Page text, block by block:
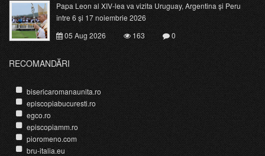
Papa Leon al XIV-lea va vizita Uruguay, Argentina și Peru
între 6 și 17 noiembrie 2026
05 Aug 2026
163 0
RECOMANDĂRI
bisericaromanaunita.ro
episcopiabucuresti.ro
egco.ro
episcopiamm.ro
pioromeno.com
bru-italia.eu